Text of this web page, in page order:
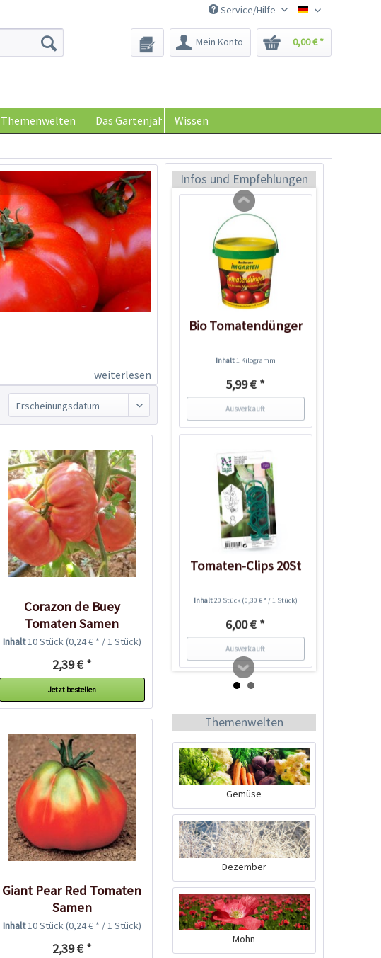
Saatgut-Biene
Service/Hilfe
Mein Konto 0,00 € *
Themenwelten Das Gartenjahr Wissen
weiterlesen
Corazon de Buey
Tomaten Samen
Inhalt10 Stück (0,24 € * / 1 Stück)
2,39 € *
Jetzt bestellen
Giant Pear Red Tomaten
Samen
Inhalt10 Stück(0,24 € * / 1 Stück)
2,39 € *
Infos und Empfehlungen
Wissen
Anzuchtanleitung
Bio Tomatendünger
Inhalt1 Kilogramm
5,99 € *
Ausverkauft
Tomaten-Clips 20St
Inhalt20 Stück (0,30 € * / 1 Stück)
6,00 € *
Ausverkauft
Tom Tomato -
Pflanztopf Hellgrau
Inhalt1 Stück
39,90 € *
Jetzt bestellen
Themenwelten
Gemüse
Dezember
Mohn